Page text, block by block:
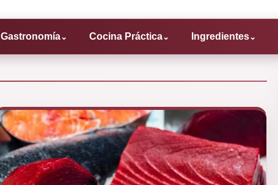
Gastronomía⌄ Cocina Práctica⌄ Ingredientes⌄